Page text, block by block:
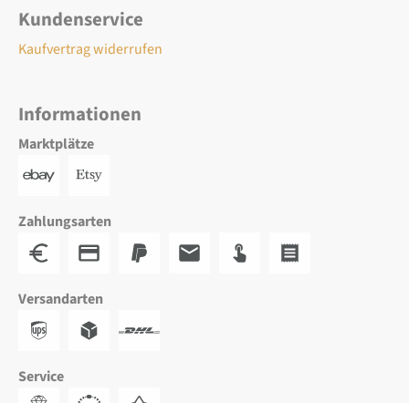
Kundenservice
Kaufvertrag widerrufen
Informationen
Marktplätze
Zahlungsarten
Versandarten
Service